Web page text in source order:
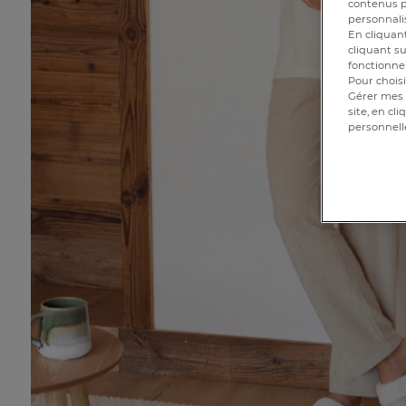
contenus
En
cliquant
Pour
Gérer
site, en